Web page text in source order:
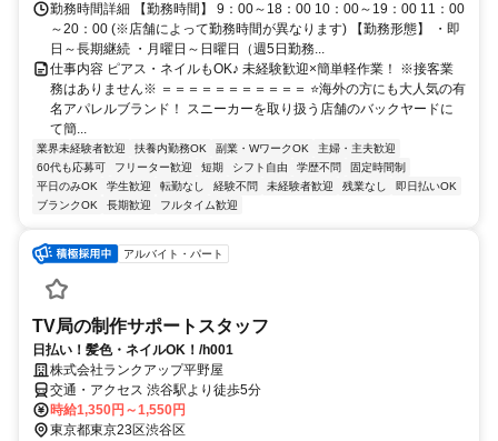
勤務時間詳細 【勤務時間】 9：00～18：00 10：00～19：00 11：00
～20：00 (※店舗によって勤務時間が異なります) 【勤務形態】 ・即
日～長期継続 ・月曜日～日曜日（週5日勤務...
仕事内容 ピアス・ネイルもOK♪ 未経験歓迎×簡単軽作業！ ※接客業
務はありません※ ＝＝＝＝＝＝＝＝＝＝＝ ⭐海外の方にも大人気の有
名アパレルブランド！ スニーカーを取り扱う店舗のバックヤードに
て簡...
業界未経験者歓迎 扶養内勤務OK 副業・WワークOK
主婦・主夫歓迎
60代も応募可
フリーター歓迎 短期 シフト自由 学歴不問
固定時間制
平日のみOK
学生歓迎 転勤なし 経験不問 未経験者歓迎 残業なし
即日払いOK
ブランクOK
長期歓迎 フルタイム歓迎
アルバイト・パート
TV局の制作サポートスタッフ
日払い！髪色・ネイルOK！/h001
株式会社ランクアップ平野屋
交通・アクセス 渋谷駅より徒歩5分
時給1,350円～1,550円
東京都東京23区渋谷区